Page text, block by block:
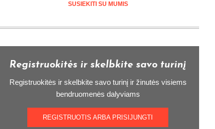
SUSIEKITI SU MUMIS
Registruokitės ir skelbkite savo turinį
Registruokitės ir skelbkite savo turinį ir žinutės visiems
bendruomenės dalyviams
REGISTRUOTIS ARBA PRISIJUNGTI